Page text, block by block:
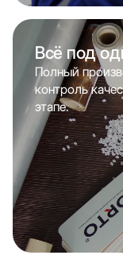
Всё под
Полный
контроль
этапе.